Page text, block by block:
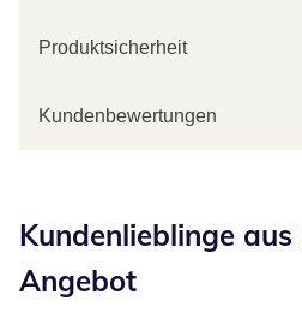
Produktsicherheit
Kundenbewertungen
Kundenlieblinge aus
Angebot